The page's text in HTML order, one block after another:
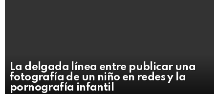
La delgada línea entre publicar una
fotografía de un niño en redes y la
pornografía infantil